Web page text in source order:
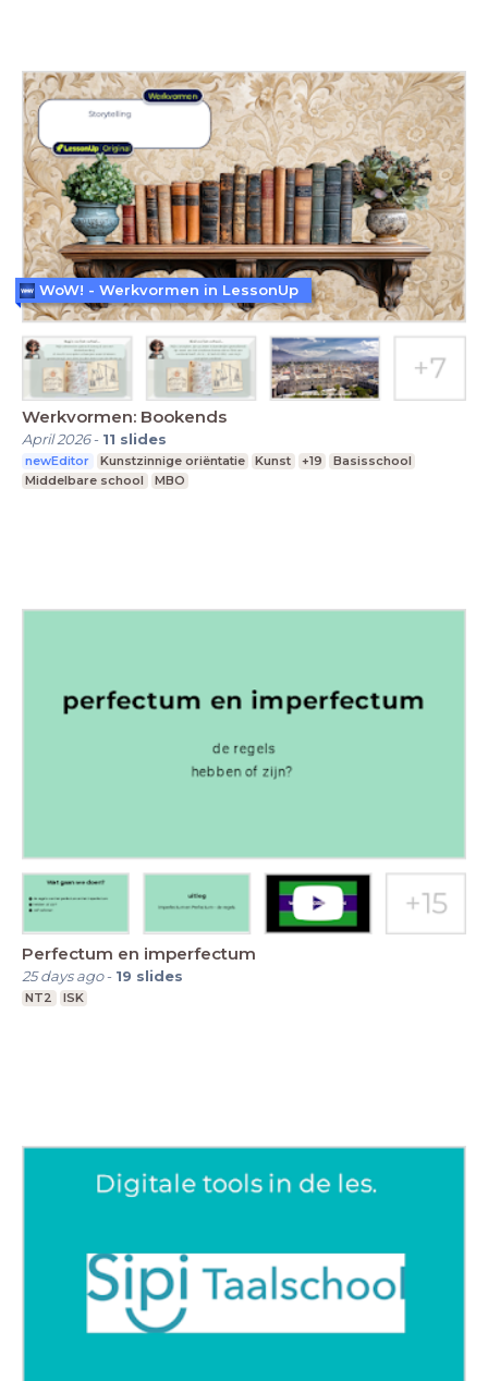
Werkvormen: Bookends
April 2026- 11 slides
newEditor Kunstzinnige oriëntatie Kunst +19
Basisschool
Middelbare school
MBO
WoW! - Werkvormen in LessonUp
Perfectum en imperfectum
25 days ago- 19 slides
NT2 ISK